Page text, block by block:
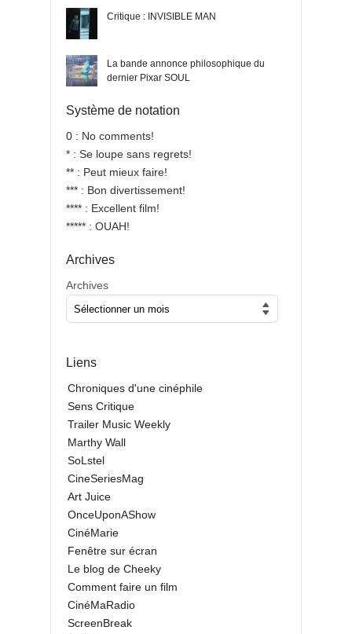
Critique : INVISIBLE MAN
La bande annonce philosophique du
dernier Pixar SOUL
Système de notation
0 : No comments!
* : Se loupe sans regrets!
** : Peut mieux faire!
*** : Bon divertissement!
**** : Excellent film!
***** : OUAH!
Archives
Archives
Liens
Chroniques d'une cinéphile
Sens Critique
Trailer Music Weekly
Marthy Wall
SoLstel
CineSeriesMag
Art Juice
OnceUponAShow
CinéMarie
Fenêtre sur écran
Le blog de Cheeky
Comment faire un film
CinéMaRadio
ScreenBreak